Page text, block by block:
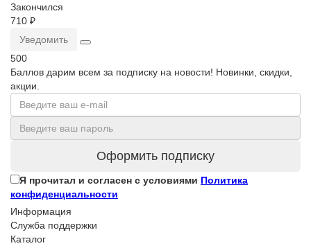
Закончился
710 ₽
Уведомить
500
Баллов дарим всем за подписку на новости! Новинки, скидки,
акции.
Оформить подписку
Я прочитал и согласен с условиями Политика
конфиденциальности
Информация
Служба поддержки
Каталог